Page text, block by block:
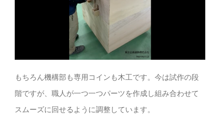
もちろん機構部も専用コインも木工です。今は試作の段
階ですが、職人が一つ一つパーツを作成し組み合わせて
スムーズに回せるように調整しています。